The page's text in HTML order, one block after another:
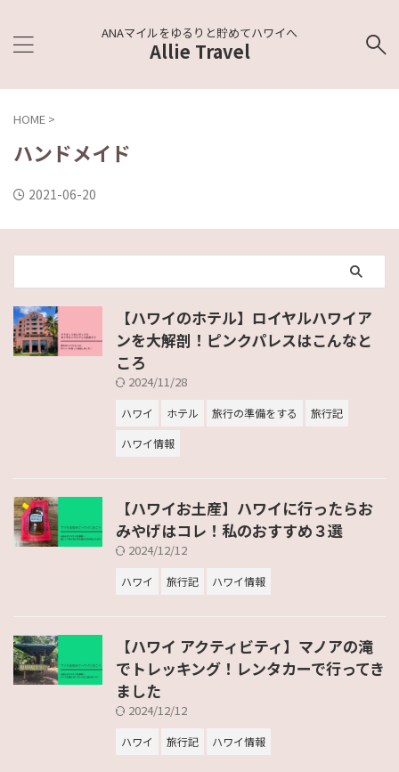
ANAマイルをゆるりと貯めてハワイへ
Allie Travel
HOME >
ハンドメイド
2021-06-20
【ハワイのホテル】ロイヤルハワイア
ンを大解剖！ピンクパレスはこんなと
ころ
2024/11/28
ハワイ ホテル 旅行の準備をする
旅行記
ハワイ情報
【ハワイお土産】ハワイに行ったらお
みやげはコレ！私のおすすめ３選
2024/12/12
ハワイ 旅行記 ハワイ情報
【ハワイ アクティビティ】マノアの滝
でトレッキング！レンタカーで行ってき
ました
2024/12/12
ハワイ 旅行記 ハワイ情報